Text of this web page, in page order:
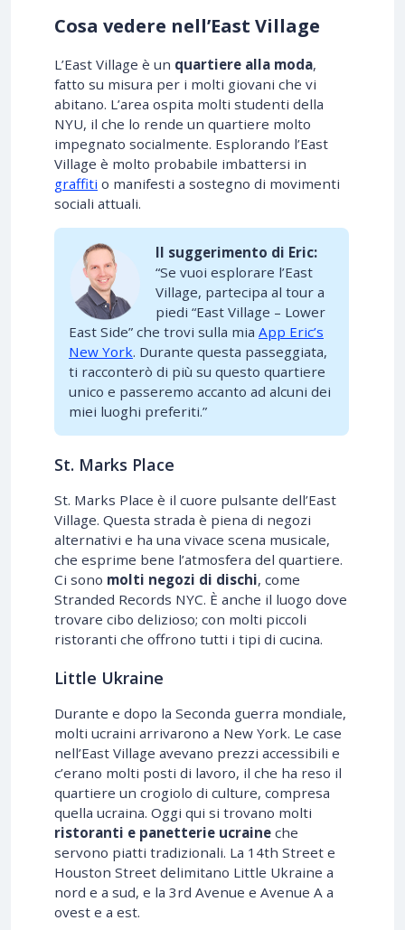
Cosa vedere nell’East Village
L’East Village è un quartiere alla moda,
fatto su misura per i molti giovani che vi
abitano. L’area ospita molti studenti della
NYU, il che lo rende un quartiere molto
impegnato socialmente. Esplorando l’East
Village è molto probabile imbattersi in
graffiti o manifesti a sostegno di movimenti
sociali attuali.
Il suggerimento di Eric:
“Se vuoi esplorare l’East
Village, partecipa al tour a
piedi “East Village – Lower
East Side” che trovi sulla mia App Eric’s
New York. Durante questa passeggiata,
ti racconterò di più su questo quartiere
unico e passeremo accanto ad alcuni dei
miei luoghi preferiti.”
St. Marks Place
St. Marks Place è il cuore pulsante dell’East
Village. Questa strada è piena di negozi
alternativi e ha una vivace scena musicale,
che esprime bene l’atmosfera del quartiere.
Ci sono molti negozi di dischi, come
Stranded Records NYC. È anche il luogo dove
trovare cibo delizioso; con molti piccoli
ristoranti che offrono tutti i tipi di cucina.
Little Ukraine
Durante e dopo la Seconda guerra mondiale,
molti ucraini arrivarono a New York. Le case
nell’East Village avevano prezzi accessibili e
c’erano molti posti di lavoro, il che ha reso il
quartiere un crogiolo di culture, compresa
quella ucraina. Oggi qui si trovano molti
ristoranti e panetterie ucraine che
servono piatti tradizionali. La 14th Street e
Houston Street delimitano Little Ukraine a
nord e a sud, e la 3rd Avenue e Avenue A a
ovest e a est.